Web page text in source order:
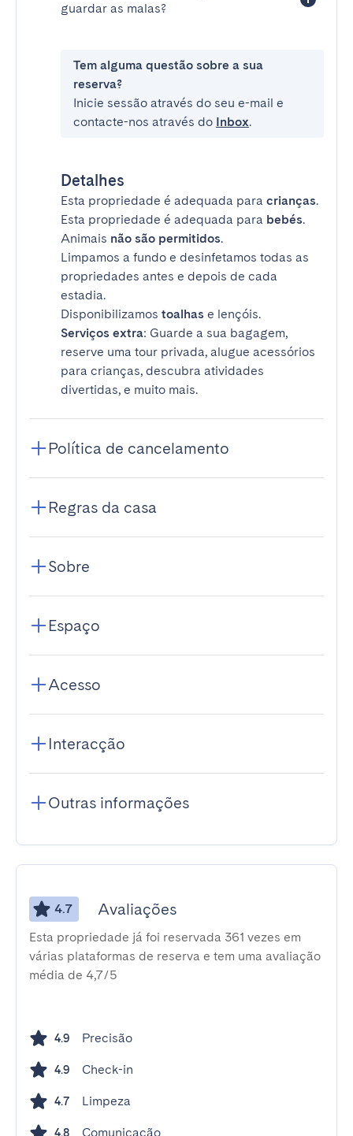
guardar as malas?
Tem alguma questão sobre a sua
reserva?
Inicie sessão através do seu e-mail e
contacte-nos através do Inbox.
Detalhes
Esta propriedade é adequada para crianças.
Esta propriedade é adequada para bebés.
Animais não são permitidos.
Limpamos a fundo e desinfetamos todas as
propriedades antes e depois de cada
estadia.
Disponibilizamos toalhas e lençóis.
Serviços extra: Guarde a sua bagagem,
reserve uma tour privada, alugue acessórios
para crianças, descubra atividades
divertidas, e muito mais.
Política de cancelamento
Regras da casa
Sobre
Espaço
Acesso
Interacção
Outras informações
4.7 Avaliações
Esta propriedade já foi reservada 361 vezes em
várias plataformas de reserva e tem uma avaliação
média de 4,7/5
4.9 Precisão
4.9 Check-in
4.7 Limpeza
4.8 Comunicação